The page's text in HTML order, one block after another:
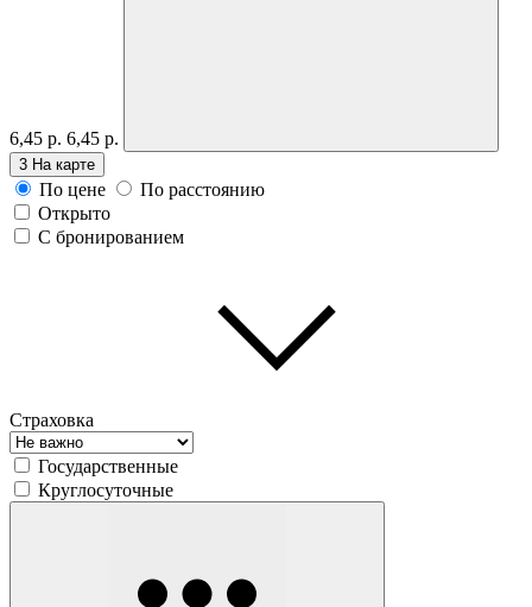
6,45 р. 6,45 р.
3 На карте
По цене
По расстоянию
Открыто
С бронированием
Страховка
Государственные
Круглосуточные